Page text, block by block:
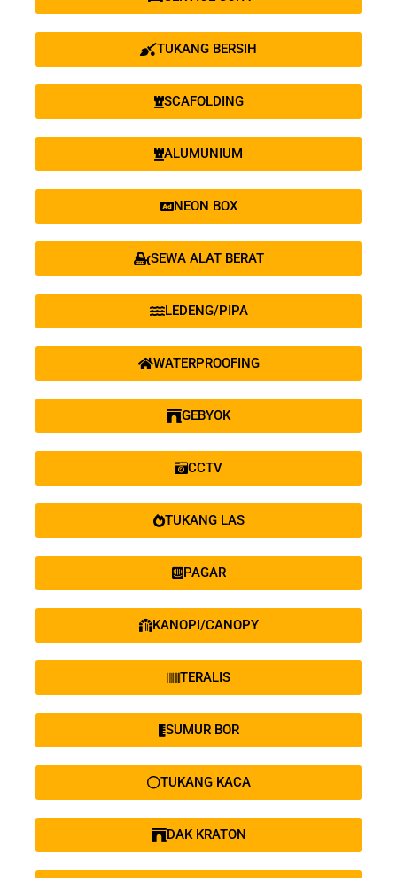
TUKANG BERSIH
SCAFOLDING
ALUMUNIUM
NEON BOX
SEWA ALAT BERAT
LEDENG/PIPA
WATERPROOFING
GEBYOK
CCTV
TUKANG LAS
PAGAR
KANOPI/CANOPY
TERALIS
SUMUR BOR
TUKANG KACA
DAK KRATON